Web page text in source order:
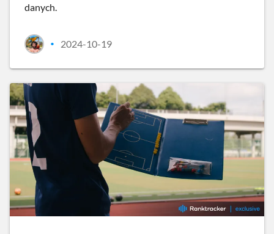
danych.
• 2024-10-19